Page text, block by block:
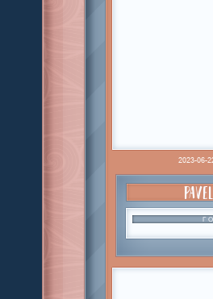
2023-06-